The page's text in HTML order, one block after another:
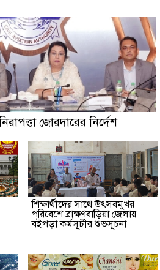
জোরদারের নির্দেশ
শিক্ষার্থীদের সাথে উৎসবমুখর
পরিবেশে ব্রাক্ষণবাড়িয়া জেলায়
বইপড়া কর্মসূচীর শুভসূচনা।